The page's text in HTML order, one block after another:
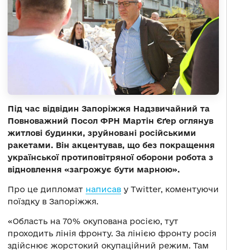
Під час відвідин Запоріжжя Надзвичайний та
Повноважний Посол ФРН Мартін Єґер оглянув
житлові будинки, зруйновані російськими
ракетами. Він акцентував, що без покращення
української протиповітряної оборони робота з
відновлення «загрожує бути марною».
Про це дипломат написав у Тwitter, коментуючи
поїздку в Запоріжжя.
«Область на 70% окупована росією, тут
проходить лінія фронту. За лінією фронту росія
здійснює жорстокий окупаційний режим. Там